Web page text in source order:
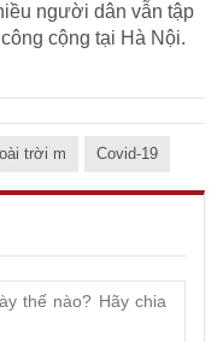
người dân vẫn tập
cộng tại Hà Nội.
trời m Covid-19